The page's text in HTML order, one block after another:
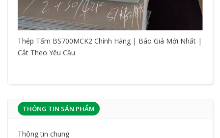
Thép Tấm BS700MCK2 Chính Hãng | Báo Giá Mới Nhất |
Cắt Theo Yêu Cầu
THÔNG TIN SẢN PHẨM
Thông tin chung